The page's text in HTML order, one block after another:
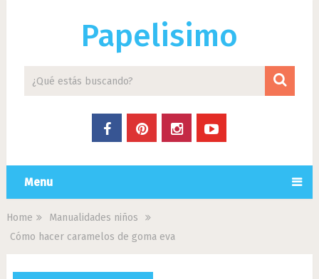
Papelisimo
Menu
Home
Manualidades niños
Cómo hacer caramelos de goma eva